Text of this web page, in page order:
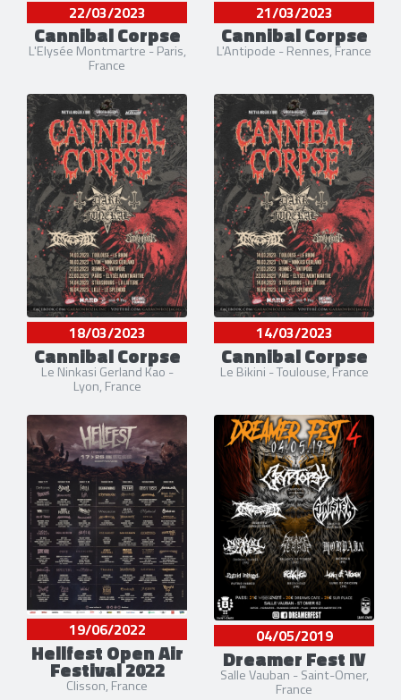
22/03/2023
Cannibal Corpse
L'Elysée Montmartre - Paris,
France
21/03/2023
Cannibal Corpse
L'Antipode - Rennes, France
18/03/2023
Cannibal Corpse
Le Ninkasi Gerland Kao -
Lyon, France
14/03/2023
Cannibal Corpse
Le Bikini - Toulouse, France
19/06/2022
Hellfest Open Air
Festival 2022
Clisson, France
04/05/2019
Dreamer Fest IV
Salle Vauban - Saint-Omer,
France